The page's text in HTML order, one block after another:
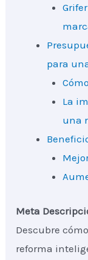
para
La
una
Meta
Descubre
reforma